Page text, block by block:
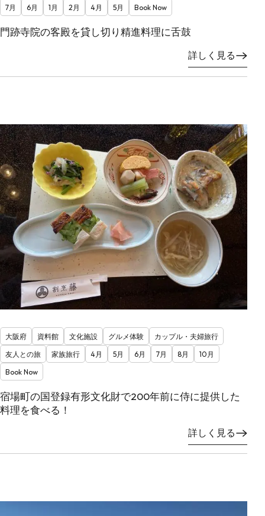
7月
6月 1月 2月 4月 5月 Book Now
門跡寺院の客殿を貸し切り精進料理に舌鼓
詳しく見る
大阪府 資料館 文化施設 グルメ体験
カップル・夫婦旅行
友人との旅
家族旅行 4月 5月 6月 7月 8月
10月
Book Now
宿場町の国登録有形文化財で200年前に侍に提供した
料理を食べる！
詳しく見る